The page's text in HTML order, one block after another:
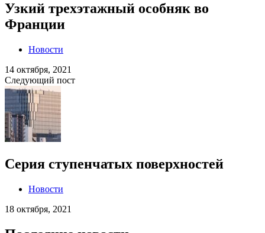
Узкий трехэтажный особняк во
Франции
Новости
14 октября, 2021
Следующий пост
Серия ступенчатых поверхностей
Новости
18 октября, 2021